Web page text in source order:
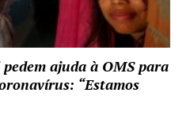
ajuda à OMS para
“Estamos